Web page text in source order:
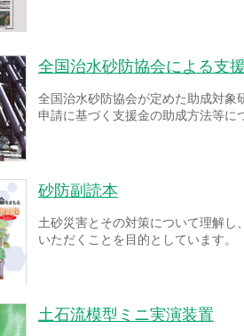
全国治水砂防協会による支
全国治水砂防協会が定めた助成対象
申請に基づく支援金の助成方法等に
砂防副読本
土砂災害とその対策について理解し
いただくことを目的としています。
土石流模型ミニ実演装置